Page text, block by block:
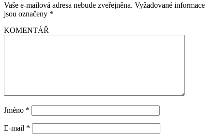
Vaše e-mailová adresa nebude zveřejněna. Vyžadované informace
jsou označeny *
KOMENTÁŘ
Jméno *
E-mail *